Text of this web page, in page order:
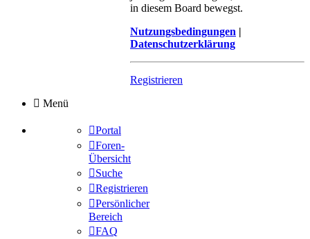
in diesem Board bewegst.
Nutzungsbedingungen |
Datenschutzerklärung
Registrieren
Menü
Portal
Foren-
Übersicht
Suche
Registrieren
Persönlicher
Bereich
FAQ